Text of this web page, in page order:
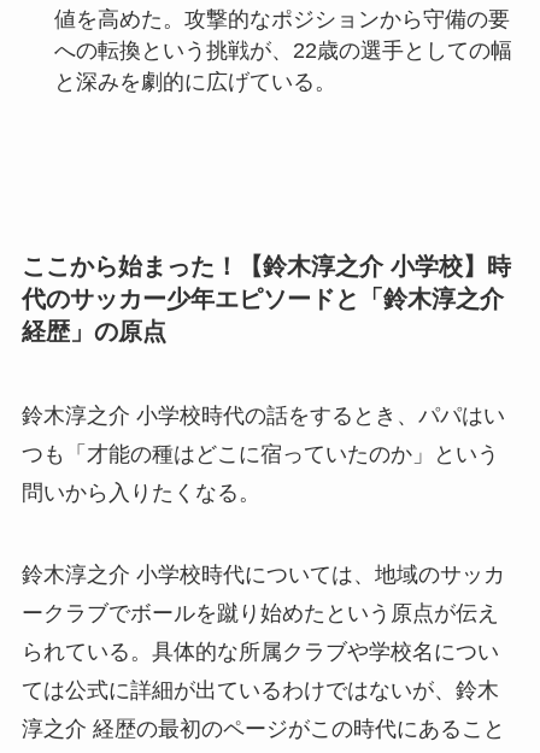
値を高めた。攻撃的なポジションから守備の要
への転換という挑戦が、22歳の選手としての幅
と深みを劇的に広げている。
ここから始まった！【鈴木淳之介 小学校】時
代のサッカー少年エピソードと「鈴木淳之介
経歴」の原点
鈴木淳之介 小学校時代の話をするとき、パパはい
つも「才能の種はどこに宿っていたのか」という
問いから入りたくなる。
鈴木淳之介 小学校時代については、地域のサッカ
ークラブでボールを蹴り始めたという原点が伝え
られている。具体的な所属クラブや学校名につい
ては公式に詳細が出ているわけではないが、鈴木
淳之介 経歴の最初のページがこの時代にあること